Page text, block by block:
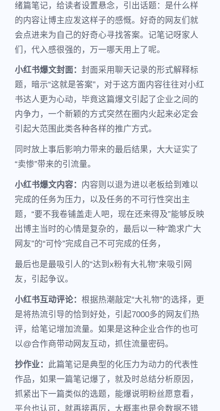
绪篇笔记，给读者设置悬念，引出话题：是什么样
的内容让博主应发这样子的感慨。好奇的网友们就
会点进来为自己的好奇心寻找答案。记笔记呀家人
们，代入感很强的，万一哪天用上了呢。
小红书爆文封面： 封面采用聊天记录的形式解释标
题，暗示“这就是答案”，对于这方面内容往往对小红
书达人更为心动，毕竟这篇爆文引起了企业之间的
内争力，一个新颖的方式突然在圈内火起来必定会
引起大范围此类各种各样的推广方式。
同时放上事后影响力带来的最后结果，大大证实了
“卖惨”带来的引流量。
小红书爆文内容：
内容则以退为进以老板给到难以
完成的任务为压力，以及任务的不可行性突出主
题，“要不我卷铺盖走人吧，现在还来得及”能够反映
出博主当时的心情是复杂的，最后以一种“跪求广大
网友”的“可怜”完成自己不可完成的任务，
最后也是最吸引人的“达到x粉有大礼物”来吸引网
友，引起争议。
小红书互动评论： 根据热潮敲定“大礼物”的选择，更
是将热流引导的恰到好处，引起7000多的网友们热
评，给笔记增加流量。如果是这种企业合作的也可
以@合作商带动网友互动，抓住流量密码。
抄作业：
此篇笔记是典型的化压力为动力的代表性
作品，如果一篇笔记爆了，就及时总结分析原因，
抓紧出下一篇类似的选题，能爆说明粉丝愿意看，
平台也认可，就再接再厉，大概率也是会数据不错